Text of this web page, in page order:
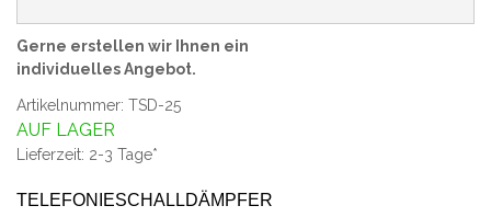
Gerne erstellen wir Ihnen ein
individuelles Angebot.
Artikelnummer: TSD-25
AUF LAGER
Lieferzeit: 2-3 Tage*
TELEFONIESCHALLDÄMPFER